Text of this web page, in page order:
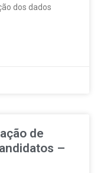
dos dados
de
–